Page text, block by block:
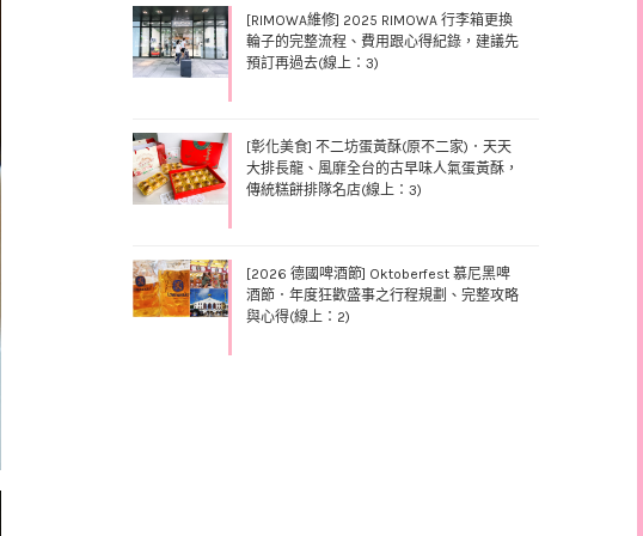
[RIMOWA維修] 2025 RIMOWA 行李箱更換
輪子的完整流程、費用跟心得紀錄，建議先
預訂再過去(線上：3)
[彰化美食] 不二坊蛋黃酥(原不二家)．天天
大排長龍、風靡全台的古早味人氣蛋黃酥，
傳統糕餅排隊名店(線上：3)
[2026 德國啤酒節] Oktoberfest 慕尼黑啤
酒節．年度狂歡盛事之行程規劃、完整攻略
與心得(線上：2)